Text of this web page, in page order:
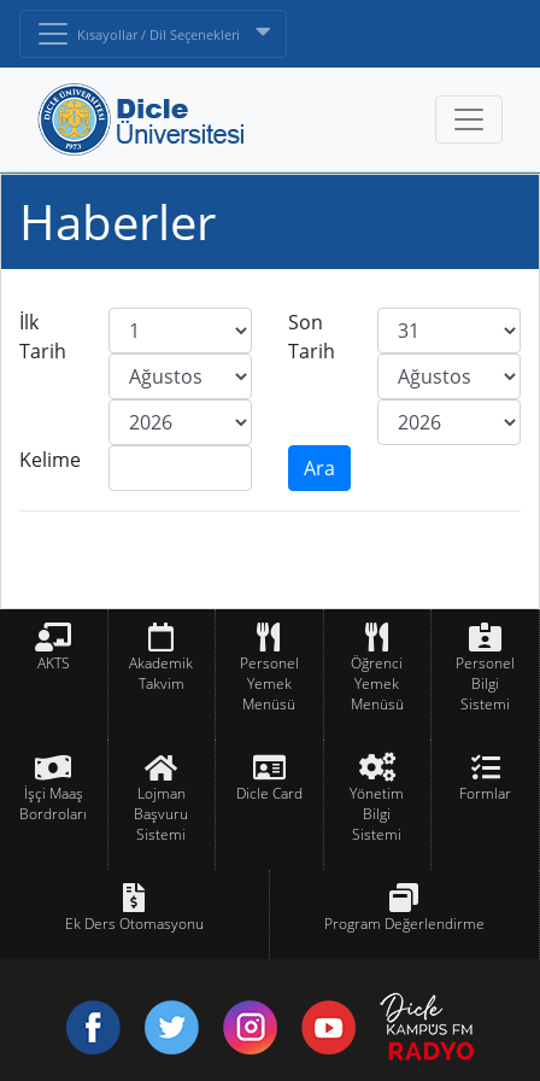
Kısayollar / Dil Seçenekleri
Haberler
İlk
Tarih
Son
Tarih
Kelime
AKTS
Akademik
Takvim
Personel
Yemek
Menüsü
Öğrenci
Yemek
Menüsü
Personel
Bilgi
Sistemi
İşçi Maaş
Bordroları
Lojman
Başvuru
Sistemi
Dicle Card
Yönetim
Bilgi
Sistemi
Formlar
Ek Ders Otomasyonu Program Değerlendirme